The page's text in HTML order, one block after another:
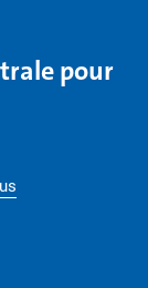
pour